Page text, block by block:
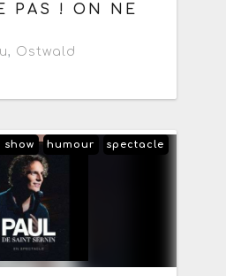
PAS ! ON NE
, Ostwald
spectacle
humour
show